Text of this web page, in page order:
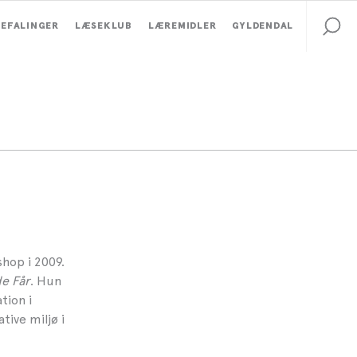
LÆSEKLUB LÆREMIDLER GYLDENDAL
i 2009.
Får. Hun
i
miljø i